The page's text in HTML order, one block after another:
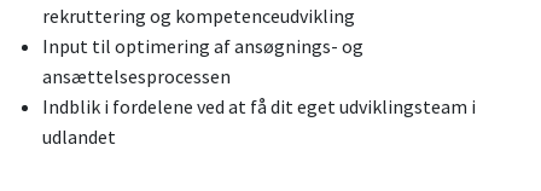
rekruttering og kompetenceudvikling
Input til optimering af ansøgnings- og
ansættelsesprocessen
Indblik i fordelene ved at få dit eget udviklingsteam i
udlandet